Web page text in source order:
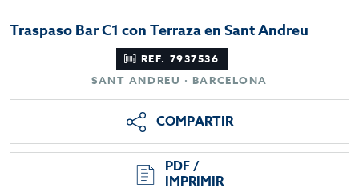
Traspaso Bar C1 con Terraza en Sant Andreu
REF. 7937536
SANT ANDREU · BARCELONA
COMPARTIR
PDF /
IMPRIMIR